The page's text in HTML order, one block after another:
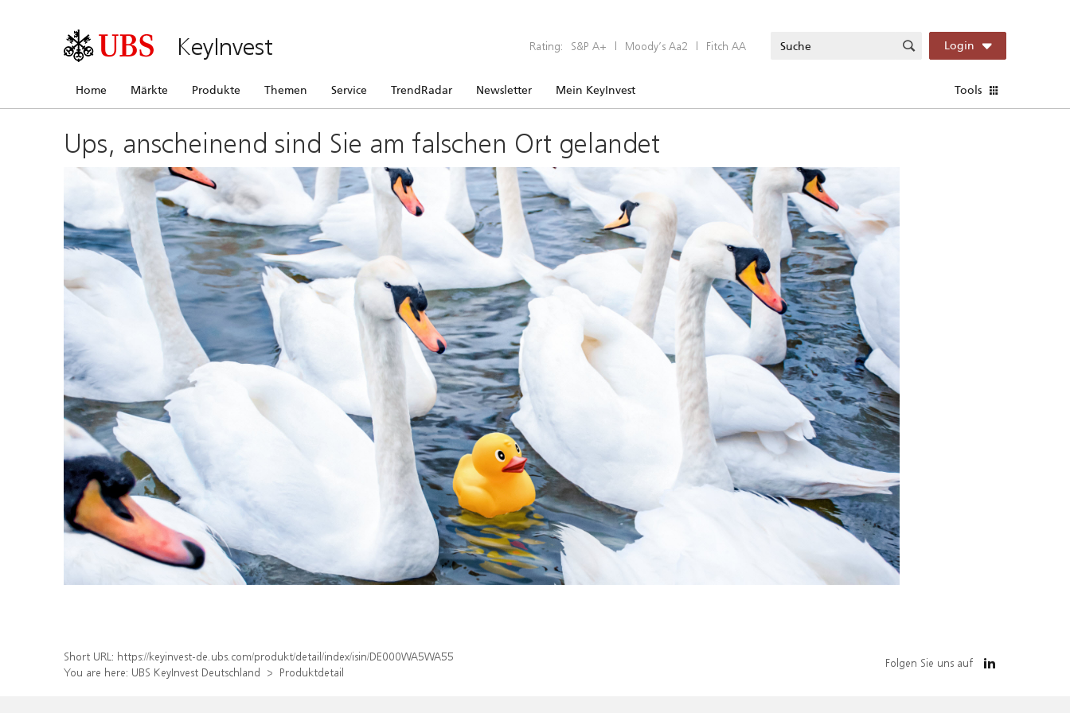
KeyInvest Rating: S&P A+ | Moody’s Aa2 | Fitch AA Login
Home Märkte Produkte Themen Service TrendRadar Newsletter Mein KeyInvest Tools
Ups, anscheinend sind Sie am falschen Ort gelandet
Short URL: https://keyinvest-de.ubs.com/produkt/detail/index/isin/DE000WA5WA55
You are here: UBS KeyInvest Deutschland Produktdetail
Folgen Sie uns auf